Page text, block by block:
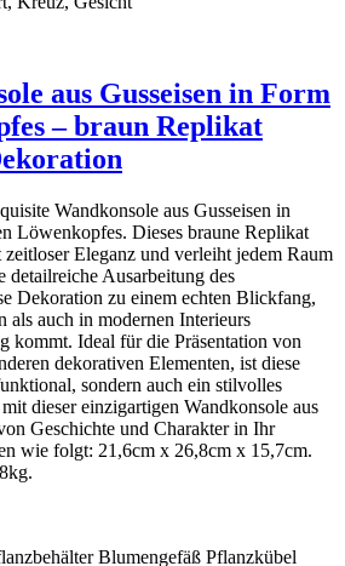
aus Gusseisen in Form
– braun Replikat
Wandkonsole aus Gusseisen in
Löwenkopfes. Dieses braune Replikat
Eleganz und verleiht jedem Raum
detailreiche Ausarbeitung des
Dekoration zu einem echten Blickfang,
als auch in modernen Interieurs
kommt. Ideal für die Präsentation von
dekorativen Elementen, ist diese
sondern auch ein stilvolles
dieser einzigartigen Wandkonsole aus
Geschichte und Charakter in Ihr
wie folgt: 21,6cm x 26,8cm x 15,7cm.